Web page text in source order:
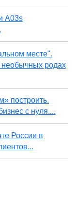
A03s
месте".
необычных родах
построить.
с нуля....
России в